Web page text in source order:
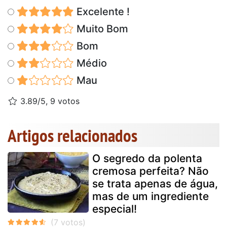
Excelente !
Muito Bom
Bom
Médio
Mau
3.89/5, 9 votos
Artigos relacionados
O segredo da polenta
cremosa perfeita? Não
se trata apenas de água,
mas de um ingrediente
especial!